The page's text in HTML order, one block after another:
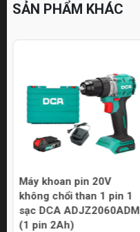
SẢN PHẨM KHÁC
Máy khoan pin 20V
không chổi than 1 pin 1
sạc DCA ADJZ2060ADM
(1 pin 2Ah)